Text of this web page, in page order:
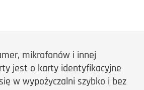
mikrofonów i innej
jest o karty identyfikacyjne
w wypożyczalni szybko i bez